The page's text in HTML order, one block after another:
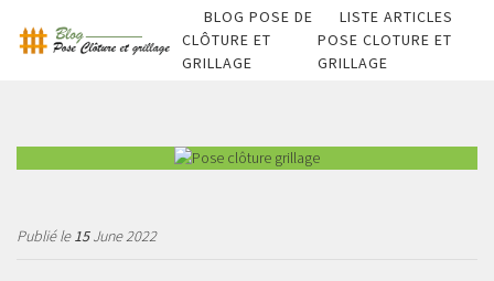
BLOG POSE DE
CLÔTURE ET
GRILLAGE
LISTE ARTICLES
POSE CLOTURE ET
GRILLAGE
Publié le15June 2022